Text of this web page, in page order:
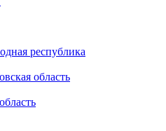
республика
область